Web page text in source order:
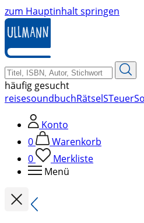
zum Hauptinhalt springen
häufig gesucht
reisesoundbuchRätselSTeuer
Konto
0
Warenkorb
0
Merkliste
Menü